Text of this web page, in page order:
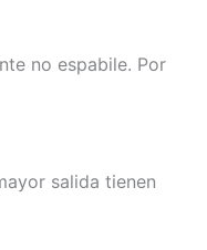
no espabile. Por
salida tienen